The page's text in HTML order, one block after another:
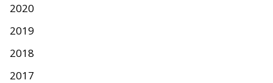
2020
2019
2018
2017